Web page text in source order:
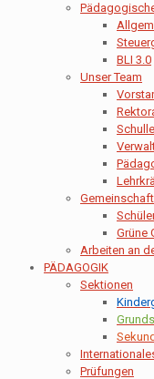
BLI 3.0
Unser Team
Grüne
Arbeiten an
PÄDAGOGIK
Sektionen
Prüfungen